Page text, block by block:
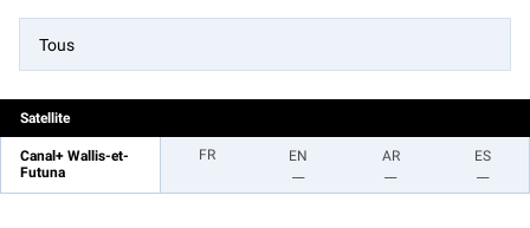
Tous
Satellite
Canal+ Wallis-et-
Futuna
FR
EN
AR
ES